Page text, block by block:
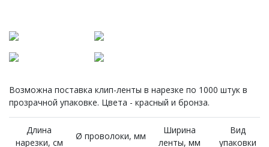
Возможна поставка клип-ленты в нарезке по 1000 штук в
прозрачной упаковке. Цвета - красный и бронза.
Длина
нарезки, см
Ø проволоки, мм
Ширина
ленты, мм
Вид
упаковки